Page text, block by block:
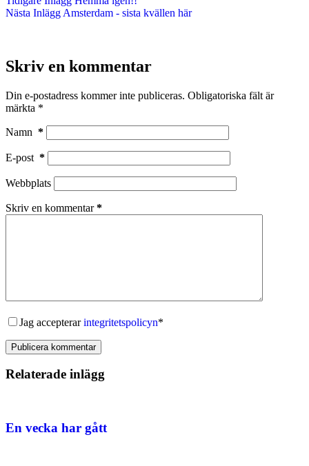
Nästa Inlägg Amsterdam - sista kvällen här
Skriv en kommentar
Din e-postadress kommer inte publiceras. Obligatoriska fält är
märkta *
Namn *
E-post *
Webbplats
Skriv en kommentar*
Jag accepterarintegritetspolicyn*
Publicera kommentar
Relaterade inlägg
En vecka har gått